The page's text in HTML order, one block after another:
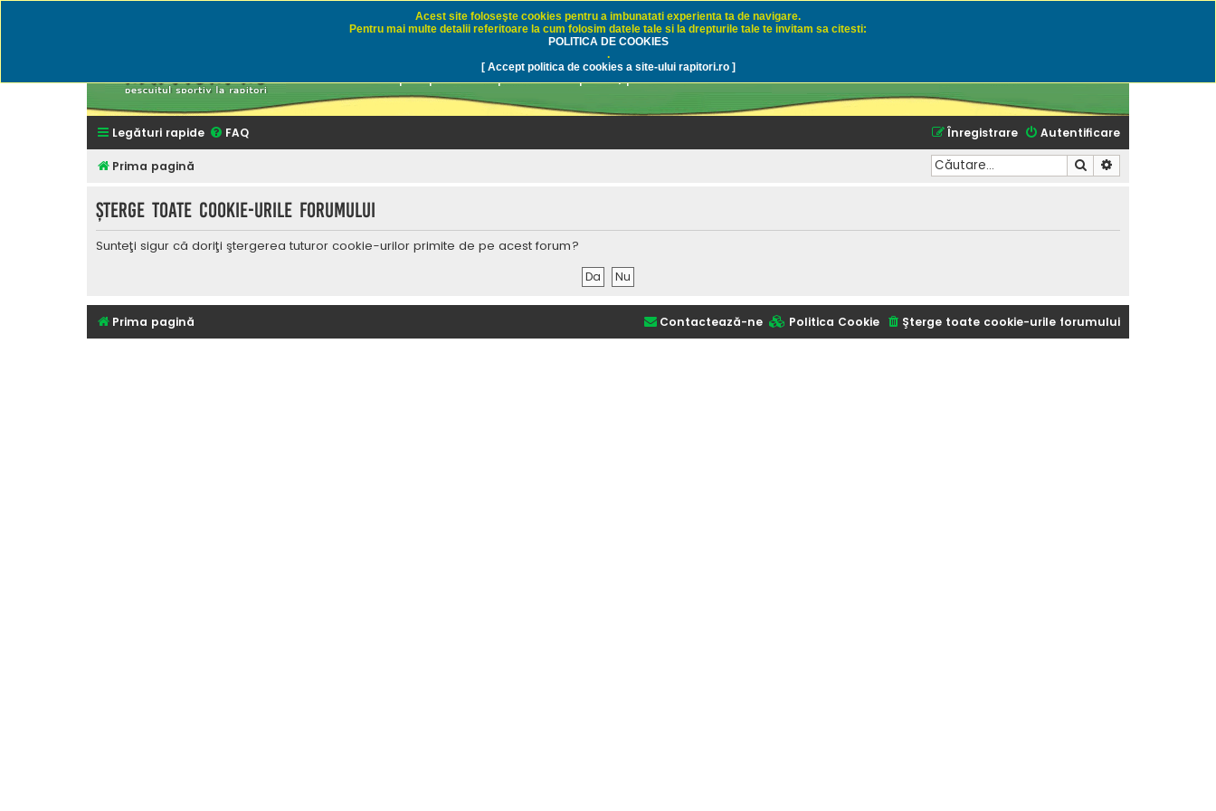
Rapitori.ro - Pescuit sportiv
Discutii despre pescuit sportiv la rapitori, pescuitul cu naluci sau momeli naturale
Legături rapide FAQ Autentificare
Înregistrare
Prima pagină Căutare
Şterge toate cookie-urile forumului
Sunteţi sigur că doriţi ştergerea tuturor cookie-urilor primite de pe acest forum?
Acest site foloseşte cookies pentru a imbunatati experienta ta de navigare.
Pentru mai multe detalii referitoare la cum folosim datele tale si la drepturile tale te invitam sa citesti:
POLITICA DE COOKIES
.
[ Accept politica de cookies a site-ului rapitori.ro ]
Prima pagină Şterge toate cookie-urile forumului
Politica Cookie
Contactează-ne